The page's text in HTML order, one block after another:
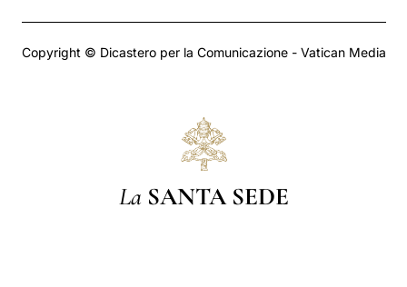
Copyright © Dicastero per la Comunicazione - Vatican Media
La SANTA SEDE